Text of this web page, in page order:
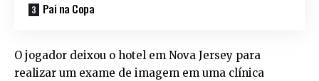
Pai na Copa
O jogador deixou o hotel em Nova Jersey para
realizar um exame de imagem em uma clínica